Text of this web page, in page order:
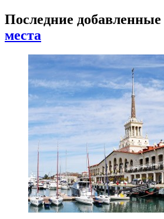
Последние добавленные
места